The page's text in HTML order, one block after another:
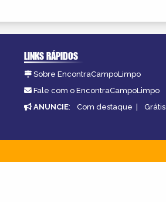
LINKS RÁPIDOS
Sobre EncontraCampoLimpo
Fale com o EncontraCampoLimpo
ANUNCIE: Com destaque | Grátis